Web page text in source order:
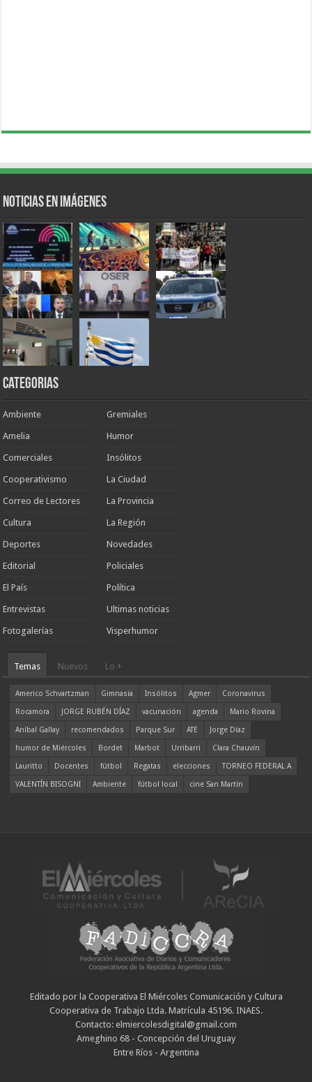
Noticias en Imágenes
Categorias
Ambiente
Amelia
Comerciales
Cooperativismo
Correo de Lectores
Cultura
Deportes
Editorial
El País
Entrevistas
Fotogalerías
Gremiales
Humor
Insólitos
La Ciudad
La Provincia
La Región
Novedades
Policiales
Política
Ultimas noticias
Visperhumor
Temas Nuevos Lo +
Americo Schvartzman Gimnasia Insólitos Agmer
Coronavirus
Rocamora
JORGE RUBÉN DÍAZ vacunación agenda
Mario Rovina
Aníbal Gallay
recomendados Parque Sur ATE
Jorge Díaz
humor de Miércoles
Bordet Marbot Urribarri
Clara Chauvín
Lauritto
Docentes fútbol Regatas elecciones
TORNEO FEDERAL A
VALENTÍN BISOGNI
Ambiente fútbol local cine San Martín
Editado por la Cooperativa El Miércoles Comunicación y Cultura
Cooperativa de Trabajo Ltda. Matrícula 45196. INAES.
Contacto: elmiercolesdigital@gmail.com
Ameghino 68 - Concepción del Uruguay
Entre Ríos - Argentina